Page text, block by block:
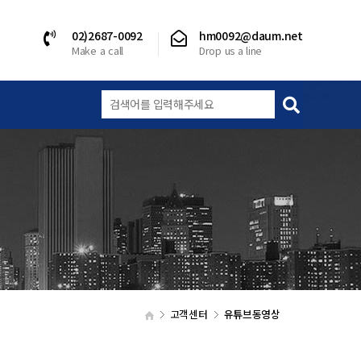
02)2687-0092
Make a call
hm0092@daum.net
Drop us a line
고객센터 유튜브동영상